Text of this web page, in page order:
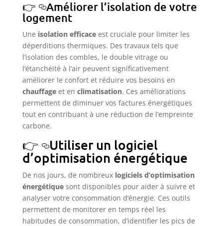
Améliorer l’isolation de votre
logement
Une isolation efficaceest cruciale pour limiter les
déperditions thermiques. Des travaux tels que
l’isolation des combles, le double vitrage ou
l’étanchéité à l’air peuvent significativement
améliorer le confort et réduire vos besoins en
chauffageet en climatisation. Ces améliorations
permettent de diminuer vos factures énergétiques
tout en contribuant à une réduction de l’empreinte
carbone.
Utiliser un logiciel
d’optimisation énergétique
De nos jours, de nombreux logiciels d’optimisation
énergétiquesont disponibles pour aider à suivre et
analyser votre consommation d’énergie. Ces outils
permettent de monitorer en temps réel les
habitudes de consommation, d’identifier les pics de